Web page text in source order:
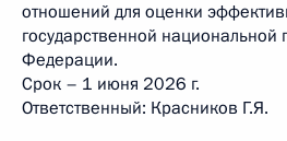
отношений для оценки
государственной национальной
Федерации.
Срок – 1 июня 2026 г.
Ответственный: Красников Г.Я.